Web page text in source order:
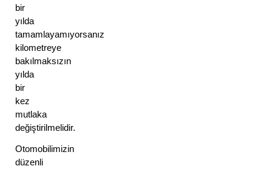
bir
yılda
tamamlayamıyorsanız
kilometreye
bakılmaksızın
yılda
bir
kez
mutlaka
Otomobilimizin
düzenli